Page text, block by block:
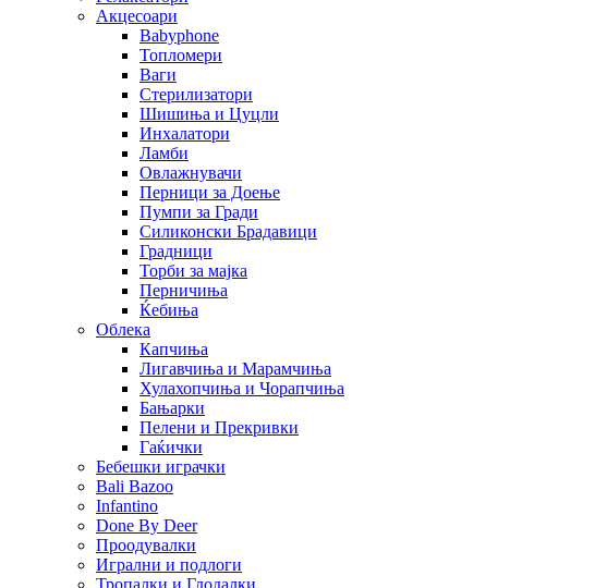
Акцесоари
Babyphone
Топломери
Ваги
Стерилизатори
Шишиња и Цуцли
Инхалатори
Ламби
Овлажнувачи
Перници за Доење
Пумпи за Гради
Силиконски Брадавици
Градници
Торби за мајка
Перничиња
Ќебиња
Облека
Капчиња
Лигавчиња и Марамчиња
Хулахопчиња и Чорапчиња
Бањарки
Пелени и Прекривки
Гаќички
Бебешки играчки
Bali Bazoo
Infantino
Done By Deer
Проодувалки
Игрални и подлоги
Тропалки и Глодалки